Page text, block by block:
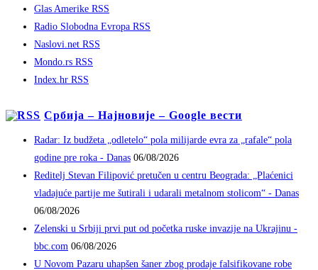
Glas Amerike RSS
Radio Slobodna Evropa RSS
Naslovi.net RSS
Mondo.rs RSS
Index.hr RSS
Србија – Најновије – Google вести
Radar: Iz budžeta „odletelo“ pola milijarde evra za „rafale“ pola
godine pre roka - Danas 06/08/2026
Reditelj Stevan Filipović pretučen u centru Beograda: „Plaćenici
vladajuće partije me šutirali i udarali metalnom stolicom“ - Danas
06/08/2026
Zelenski u Srbiji prvi put od početka ruske invazije na Ukrajinu -
bbc.com 06/08/2026
U Novom Pazaru uhapšen šaner zbog prodaje falsifikovane robe